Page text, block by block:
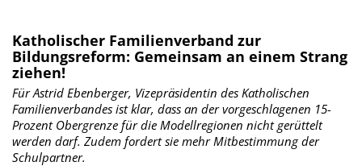
Katholischer Familienverband zur
Bildungsreform: Gemeinsam an einem Strang
ziehen!
Für Astrid Ebenberger, Vizepräsidentin des Katholischen
Familienverbandes ist klar, dass an der vorgeschlagenen 15-
Prozent Obergrenze für die Modellregionen nicht gerüttelt
werden darf. Zudem fordert sie mehr Mitbestimmung der
Schulpartner.